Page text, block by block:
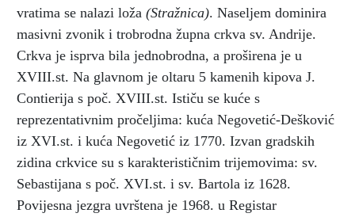
vratima se nalazi loža (Stražnica). Naseljem dominira
masivni zvonik i trobrodna župna crkva sv. Andrije.
Crkva je isprva bila jednobrodna, a proširena je u
XVIII.st. Na glavnom je oltaru 5 kamenih kipova J.
Contierija s poč. XVIII.st. Ističu se kuće s
reprezentativnim pročeljima: kuća Negovetić-Dešković
iz XVI.st. i kuća Negovetić iz 1770. Izvan gradskih
zidina crkvice su s karakterističnim trijemovima: sv.
Sebastijana s poč. XVI.st. i sv. Bartola iz 1628.
Povijesna jezgra uvrštena je 1968. u Registar